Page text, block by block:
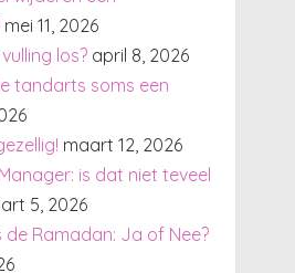
mei 11, 2026
los? april 8, 2026
tandarts soms een
maart 12, 2026
is dat niet teveel
5, 2026
de Ramadan: Ja of Nee?